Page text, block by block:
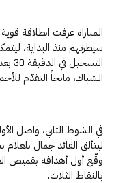
المباراة عرفت انطلاقة
سيطرتهم منذ البداية،
الشباك، مانحاً التقدّم
في الشوط الثاني، واصل
ليتألق القائد جمال
وقّع أول أهدافه بقميص
بالنقاط الثلاث.